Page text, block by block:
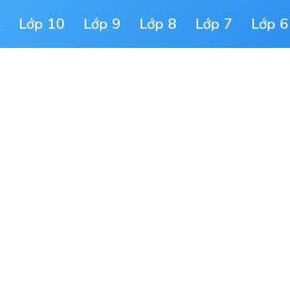
Lớp 10 Lớp 9 Lớp 8 Lớp 7 Lớp 6